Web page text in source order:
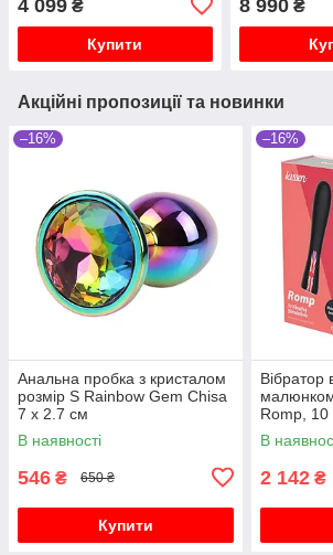
4 099 ₴
Купити
8 990₴
Акційні пропозиції та новинки
–16%
Анальна пробка з кристалом
розмір S Rainbow Gem Chisa
7 х 2.7 см
В наявності
546 ₴ 650 ₴
Купити
–16%
Вібратор
Romp, 10
чорний
В
2 142 ₴